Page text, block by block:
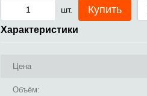
шт. Купить
Характеристики
Цена
Объём: